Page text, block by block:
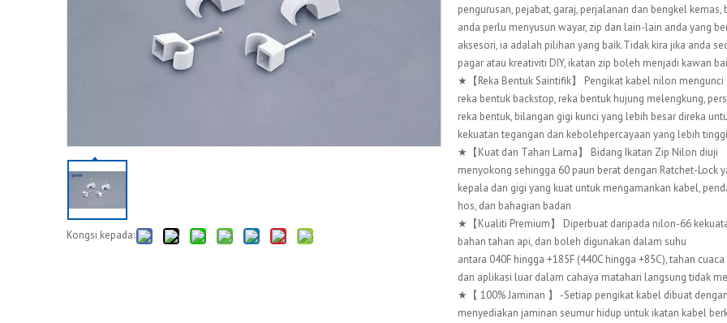
Kongsi kepada:
pengurusan, pejabat, garaj, perjalanan dan bengkel
anda perlu menyusun wayar, zip dan lain-lain anda yang
aksesori, ia adalah pilihan yang baik.Tidak kira jika anda
pagar atau kreativiti DIY, ikatan zip boleh menjadi kawan
★【Reka Bentuk Saintifik】 Pengikat kabel nilon mengunci
reka bentuk backstop, reka bentuk hujung melengkung,
reka bentuk, bilangan gigi kunci yang lebih besar direka
kekuatan tegangan dan kebolehpercayaan yang lebih
★【Kuat dan Tahan Lama】 Bidang Ikatan Zip Nilon diuji
menyokong sehingga 60 paun berat dengan Ratchet-Lock
kepala dan gigi yang kuat untuk mengamankan kabel,
hos, dan bahagian badan
★【Kualiti Premium】 Diperbuat daripada nilon-66
bahan tahan api, dan boleh digunakan dalam suhu
antara 040F hingga +185F (440C hingga +85C), tahan cuaca
dan aplikasi luar dalam cahaya matahari langsung tidak
★【 100% Jaminan 】 -Setiap pengikat kabel dibuat
menyediakan jaminan seumur hidup untuk ikatan kabel